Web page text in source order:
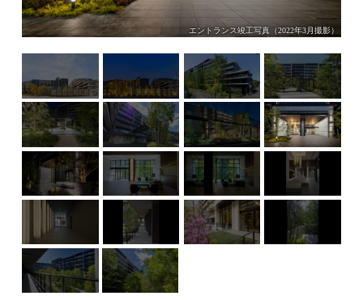
エントランス竣工写真（2022年3月撮影）